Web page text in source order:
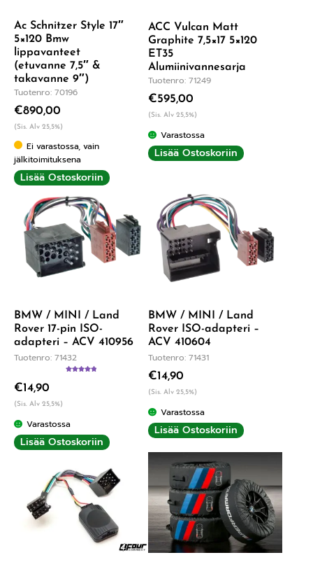
Ac Schnitzer Style 17″
5×120 Bmw
lippavanteet
(etuvanne 7,5″ &
takavanne 9″)
Tuotenro: 70196
€890,00
(Sis. Alv 25,5%)
Ei varastossa, vain
jälkitoimituksena
Lisää Ostoskoriin
ACC Vulcan Matt
Graphite 7,5×17 5×120
ET35
Alumiinivannesarja
Tuotenro: 71249
€595,00
(Sis. Alv 25,5%)
Varastossa
Lisää Ostoskoriin
BMW / MINI / Land
Rover 17-pin ISO-
adapteri – ACV 410956
Tuotenro: 71432
€14,90
(Sis. Alv 25,5%)
Varastossa
Lisää Ostoskoriin
BMW / MINI / Land
Rover ISO-adapteri –
ACV 410604
Tuotenro: 71431
€14,90
(Sis. Alv 25,5%)
Varastossa
Lisää Ostoskoriin